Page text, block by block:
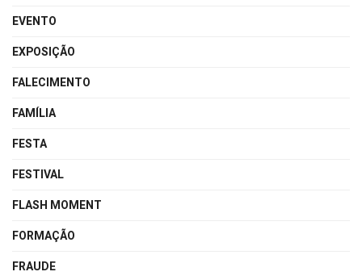
EVENTO
EXPOSIÇÃO
FALECIMENTO
FAMÍLIA
FESTA
FESTIVAL
FLASH MOMENT
FORMAÇÃO
FRAUDE